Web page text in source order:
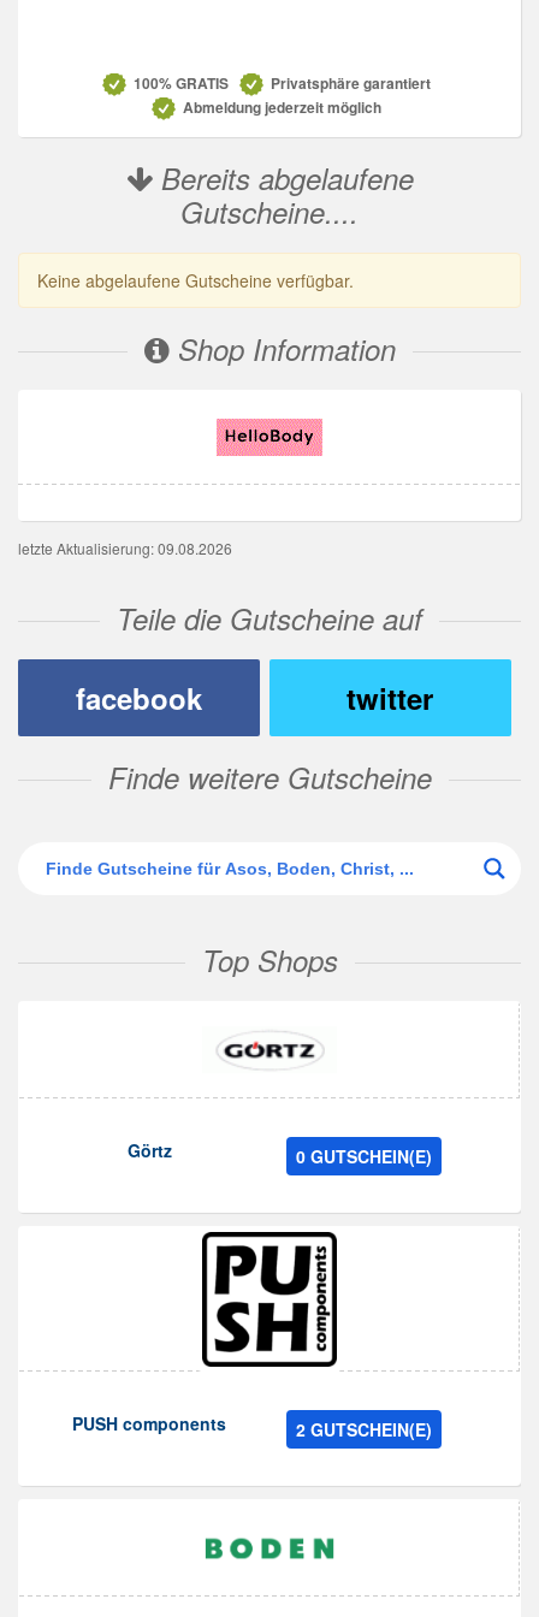
100% GRATIS
Privatsphäre garantiert
Abmeldung jederzeit möglich
Bereits abgelaufene
Gutscheine....
Keine abgelaufene Gutscheine verfügbar.
Shop Information
letzte Aktualisierung: 09.08.2026
Teile die Gutscheine auf
facebook
twitter
Finde weitere Gutscheine
Top Shops
Görtz 0 GUTSCHEIN(E)
PUSH components 2 GUTSCHEIN(E)